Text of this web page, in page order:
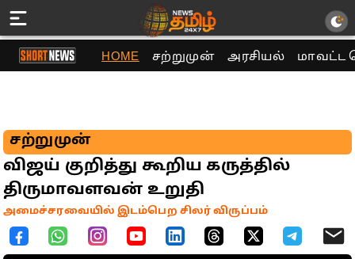
HOME சற்றுமுன் அரசியல் மாவட்ட
சற்றுமுன்
விஜய் குறித்து கூறிய கருத்தில்
திருமாவளவன் உறுதி
அமைச்சரவையில் இடம்பெற சிலர் விருப்பம்